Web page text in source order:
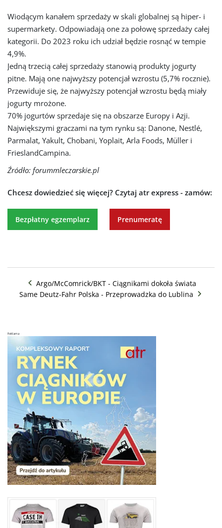
Wiodącym kanałem sprzedaży w skali globalnej są hiper- i
supermarkety. Odpowiadają one za połowę sprzedaży całej
kategorii. Do 2023 roku ich udział będzie rosnąć w tempie
4,9%.
Jedną trzecią całej sprzedaży stanowią produkty jogurty
pitne. Mają one najwyższy potencjał wzrostu (5,7% rocznie).
Przewiduje się, że najwyższy potencjał wzrostu będą miały
jogurty mrożone.
70% jogurtów sprzedaje się na obszarze Europy i Azji.
Największymi graczami na tym rynku są: Danone, Nestlé,
Parmalat, Yakult, Chobani, Yoplait, Arla Foods, Müller i
FrieslandCampina.
Źródło: forummleczarskie.pl
Chcesz dowiedzieć się więcej? Czytaj atr express - zamów:
Bezpłatny egzemplarz Prenumeratę
Argo/McComrick/BKT - Ciągnikami dokoła świata
Same Deutz-Fahr Polska - Przeprowadzka do Lublina
Reklama